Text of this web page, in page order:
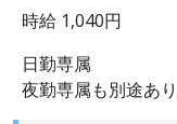
時給 1,040円
日勤専属
夜勤専属も別途あり